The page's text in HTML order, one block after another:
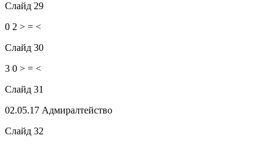
Слайд 29
0 2 > = <
Слайд 30
3 0 > = <
Слайд 31
02.05.17 Адмиралтейство
Слайд 32